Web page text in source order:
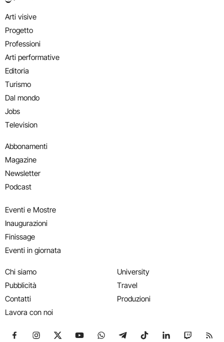
Arti visive
Progetto
Professioni
Arti performative
Editoria
Turismo
Dal mondo
Jobs
Television
Abbonamenti
Magazine
Newsletter
Podcast
Eventi e Mostre
Inaugurazioni
Finissage
Eventi in giornata
Chi siamo
Pubblicità
Contatti
Lavora con noi
University
Travel
Produzioni
Seguici su Facebook
Seguici su Instagram
Seguici su X
Seguici su YouTube
Seguici su WhatsApp
Seguici su Telegram
Seguici su TikTok
Seguici su
Seguici